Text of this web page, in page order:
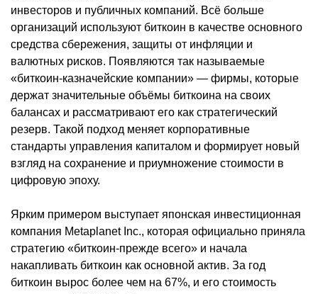
инвесторов и публичных компаний. Всё больше
организаций используют биткоин в качестве основного
средства сбережения, защиты от инфляции и
валютных рисков. Появляются так называемые
«биткоин-казначейские компании» — фирмы, которые
держат значительные объёмы биткоина на своих
балансах и рассматривают его как стратегический
резерв. Такой подход меняет корпоративные
стандарты управления капиталом и формирует новый
взгляд на сохранение и приумножение стоимости в
цифровую эпоху.
Ярким примером выступает японская инвестиционная
компания Metaplanet Inc., которая официально приняла
стратегию «биткоин-прежде всего» и начала
накапливать биткоин как основной актив. За год
биткоин вырос более чем на 67%, и его стоимость